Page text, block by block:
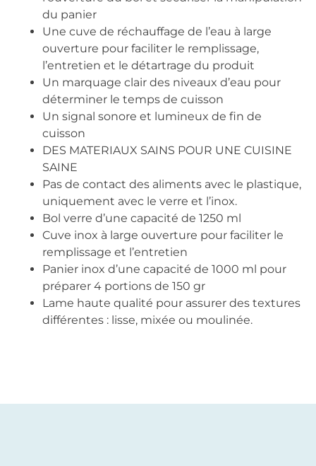
du panier
Une cuve de réchauffage de l’eau à large
ouverture pour faciliter le remplissage,
l’entretien et le détartrage du produit
Un marquage clair des niveaux d’eau pour
déterminer le temps de cuisson
Un signal sonore et lumineux de fin de
cuisson
DES MATERIAUX SAINS POUR UNE CUISINE
SAINE
Pas de contact des aliments avec le plastique,
uniquement avec le verre et l’inox.
Bol verre d’une capacité de 1250 ml
Cuve inox à large ouverture pour faciliter le
remplissage et l’entretien
Panier inox d’une capacité de 1000 ml pour
préparer 4 portions de 150 gr
Lame haute qualité pour assurer des textures
différentes : lisse, mixée ou moulinée.